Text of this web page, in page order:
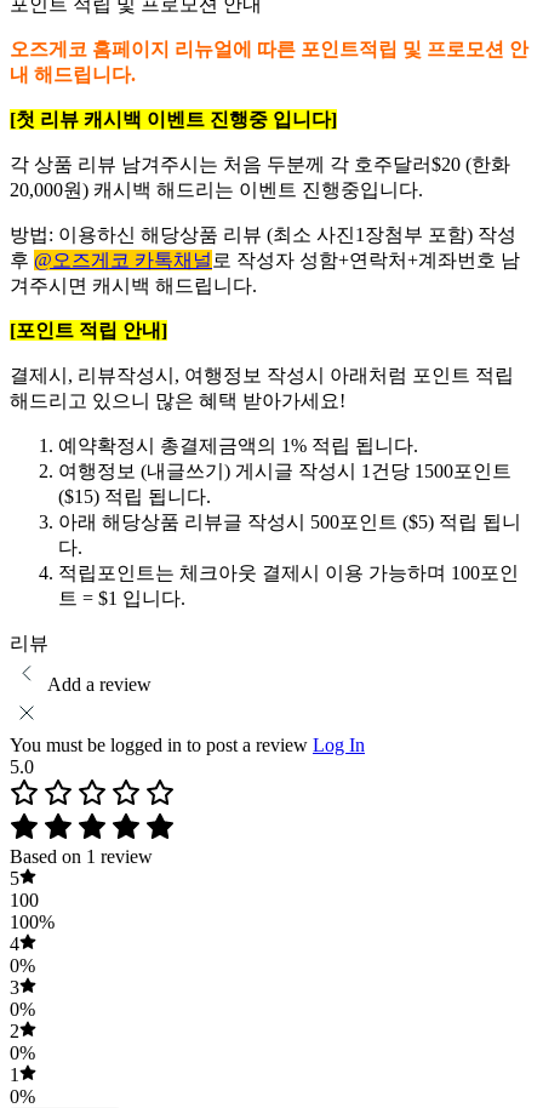
포인트 적립 및 프로모션 안내
오즈게코 홈페이지 리뉴얼에 따른 포인트적립 및 프로모션 안
내 해드립니다.
[첫 리뷰 캐시백 이벤트 진행중 입니다]
각 상품 리뷰 남겨주시는 처음 두분께 각 호주달러$20 (한화
20,000원) 캐시백 해드리는 이벤트 진행중입니다.
방법: 이용하신 해당상품 리뷰 (최소 사진1장첨부 포함) 작성
후 @오즈게코 카톡채널 로 작성자 성함+연락처+계좌번호 남
겨주시면 캐시백 해드립니다.
[포인트 적립 안내]
결제시, 리뷰작성시, 여행정보 작성시 아래처럼 포인트 적립
해드리고 있으니 많은 혜택 받아가세요!
예약확정시 총결제금액의 1% 적립 됩니다.
여행정보 (내글쓰기) 게시글 작성시 1건당 1500포인트
($15) 적립 됩니다.
아래 해당상품 리뷰글 작성시 500포인트 ($5) 적립 됩니
다.
적립포인트는 체크아웃 결제시 이용 가능하며 100포인
트 = $1 입니다.
리뷰
Add a review
You must be logged in to post a review Log In
5.0
Based on 1 review
5
100
100%
4
0%
3
0%
2
0%
1
0%